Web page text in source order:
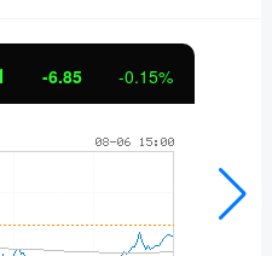
-6.85 -0.15%